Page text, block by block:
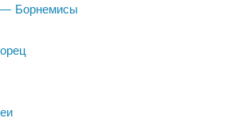
Борнемисы